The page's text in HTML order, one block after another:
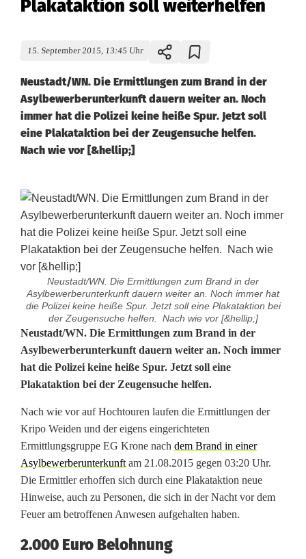
Plakataktion soll weiterhelfen
15. September 2015, 13:45 Uhr
Neustadt/WN. Die Ermittlungen zum Brand in der
Asylbewerberunterkunft dauern weiter an. Noch
immer hat die Polizei keine heiße Spur. Jetzt soll
eine Plakataktion bei der Zeugensuche helfen.
Nach wie vor [&hellip;]
Neustadt/WN. Die Ermittlungen zum Brand in der
Asylbewerberunterkunft dauern weiter an. Noch immer hat
die Polizei keine heiße Spur. Jetzt soll eine Plakataktion bei
der Zeugensuche helfen. Nach wie vor [&hellip;]
B
r
a
n
d
i
n
A
s
Neustadt/WN. Die Ermittlungen zum Brand in der
Asylbewerberunterkunft dauern weiter an. Noch immer
hat die Polizei keine heiße Spur. Jetzt soll eine
Plakataktion bei der Zeugensuche helfen.
Nach wie vor auf Hochtouren laufen die Ermittlungen der
Kripo Weiden und der eigens eingerichteten
Ermittlungsgruppe EG Krone nach dem Brand in einer
Asylbewerberunterkunft am 21.08.2015 gegen 03:20 Uhr.
Die Ermittler erhoffen sich durch eine Plakataktion neue
Hinweise, auch zu Personen, die sich in der Nacht vor dem
Feuer am betroffenen Anwesen aufgehalten haben.
2.000 Euro Belohnung